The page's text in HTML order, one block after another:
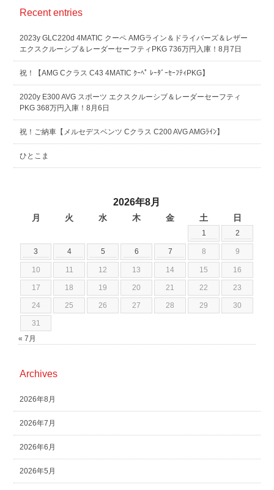
Recent entries
2023y GLC220d 4MATIC クーペ AMGライン＆ドライバーズ＆レザー
エクスクルーシブ＆レーダーセーフティPKG 736万円入庫！8月7日
祝！【AMG Cクラス C43 4MATIC ｸｰﾍﾟ ﾚｰﾀﾞｰｾｰﾌﾃｨPKG】
2020y E300 AVG スポーツ エクスクルーシブ＆レーダーセーフティ
PKG 368万円入庫！8月6日
祝！ご納車【メルセデスベンツ Cクラス C200 AVG AMGﾗｲﾝ】
ひとこま
2026年8月
月 火 水 木 金 土 日
1 2
3 4 5 6 7 8 9
10 11 12 13 14 15 16
17 18 19 20 21 22 23
24 25 26 27 28 29 30
31
« 7月
Archives
2026年8月
2026年7月
2026年6月
2026年5月